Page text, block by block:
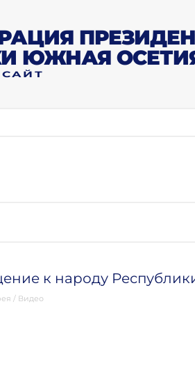
ЮЖНАЯ
к народу
/ Видео